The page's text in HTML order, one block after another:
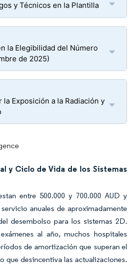
y Técnicos en la Plantilla
la Elegibilidad del Número
de 2025)
Exposición a la Radiación y
y Ciclo de Vida de los Sistemas
entre 500.000 y 700.000 AUD y
anuales de aproximadamente
desembolso para los sistemas 2D.
al año, muchos hospitales
de amortización que superan el
que desincentiva las actualizaciones.